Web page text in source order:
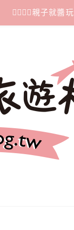
👩‍❤‍💋‍👨親子就醬玩